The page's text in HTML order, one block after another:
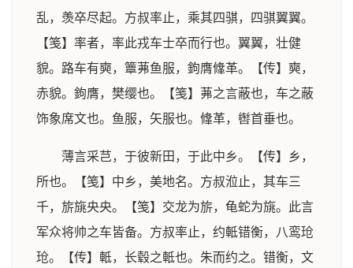
乱，羡卒尽起。方叔率止，乘其四骐，四骐翼翼。
【笺】率者，率此戎车士卒而行也。翼翼，壮健
貌。路车有奭，簟茀鱼服，鉤膺鞗革。【传】奭，
赤貌。鉤膺，樊缨也。【笺】茀之言蔽也，车之蔽
饰象席文也。鱼服，矢服也。鞗革，辔首垂也。
薄言采芑，于彼新田，于此中乡。【传】乡，
所也。【笺】中乡，美地名。方叔涖止，其车三
千，旂旐央央。【笺】交龙为旂，龟蛇为旐。此言
军众将帅之车皆备。方叔率止，约軧错衡，八鸾玱
玱。【传】軧，长毂之軧也。朱而约之。错衡，文